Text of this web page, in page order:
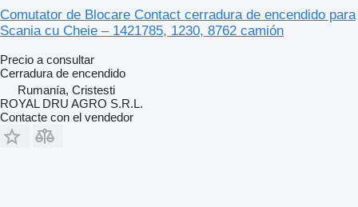
Comutator de Blocare Contact cerradura de encendido para
Scania cu Cheie – 1421785, 1230, 8762 camión
Precio a consultar
Cerradura de encendido
Rumanía, Cristesti
ROYAL DRU AGRO S.R.L.
Contacte con el vendedor